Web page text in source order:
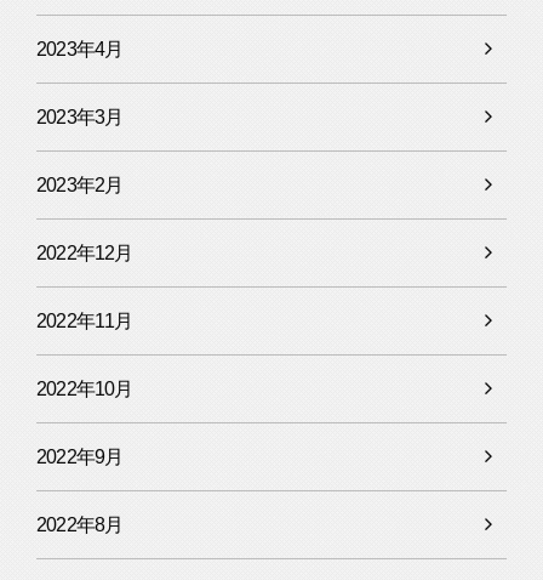
2023年4月
2023年3月
2023年2月
2022年12月
2022年11月
2022年10月
2022年9月
2022年8月